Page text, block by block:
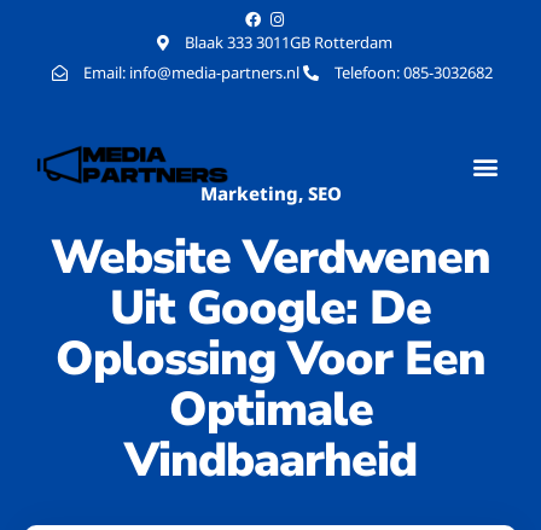
Blaak 333 3011GB Rotterdam
Email: info@media-partners.nl
Telefoon: 085-3032682
Marketing, SEO
Website Verdwenen
Uit Google: De
Oplossing Voor Een
Optimale
Vindbaarheid